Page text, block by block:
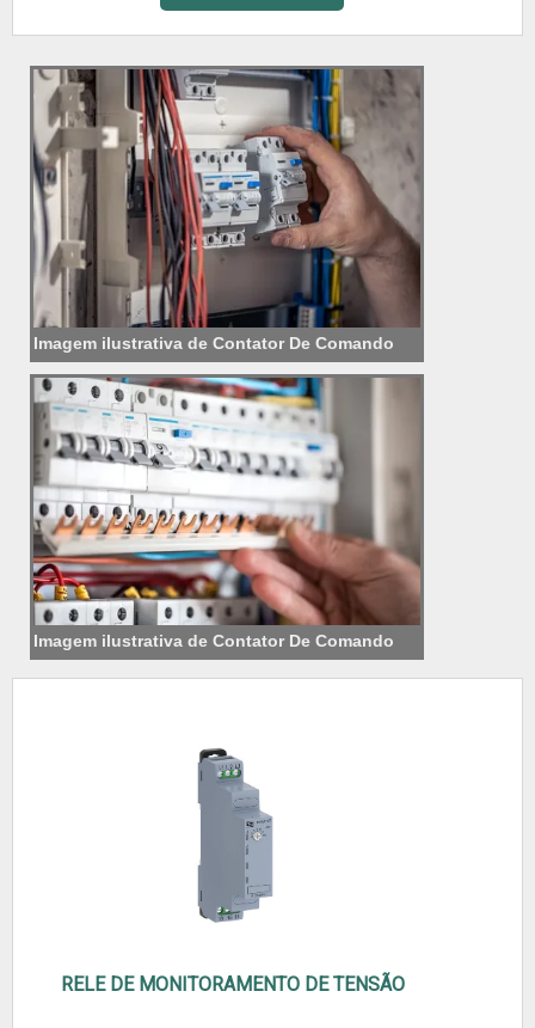
Imagem ilustrativa de Contator De Comando
Imagem ilustrativa de Contator De Comando
RELE DE MONITORAMENTO DE TENSÃO